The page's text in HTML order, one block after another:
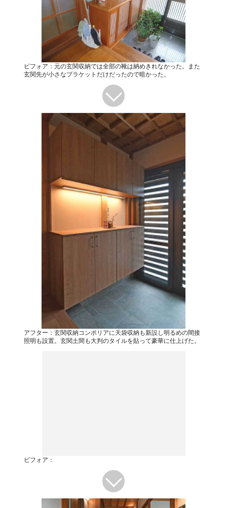
ビフォア：元の玄関収納では全部の靴は納めきれなかった。また
玄関先が小さなブラケットだけだったので暗かった。
アフター：玄関収納コンポリアに天袋収納も新設し明るめの間接
照明も設置。玄関土間も大判のタイルを貼って豪華に仕上げた。
ビフォア：